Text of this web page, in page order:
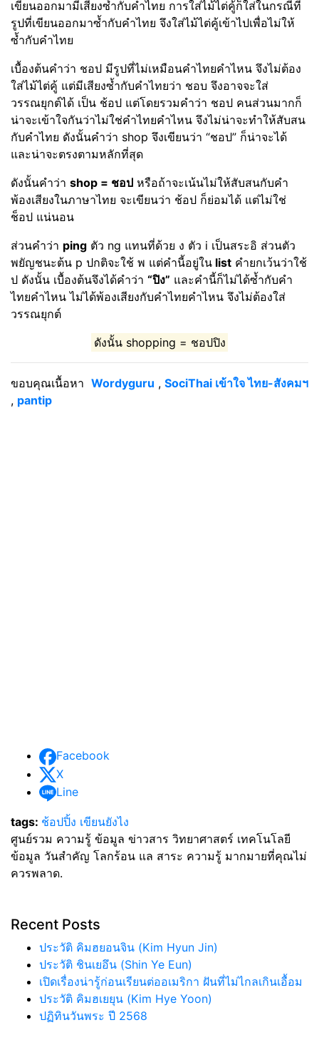
เขียนออกมามีเสียงซ้ำกับคำไทย การใส่ไม้ไต่คู้ก็ใส่ในกรณีที่
รูปที่เขียนออกมาซ้ำกับคำไทย จึงใส่ไม้ไต่คู้เข้าไปเพื่อไม่ให้
ซ้ำกับคำไทย
เบื้องต้นคำว่า ชอป มีรูปที่ไม่เหมือนคำไทยคำไหน จึงไม่ต้อง
ใส่ไม้ไต่คู้ แต่มีเสียงซ้ำกับคำไทยว่า ชอบ จึงอาจจะใส่
วรรณยุกต์ได้ เป็น ช้อป แต่โดยรวมคำว่า ชอป คนส่วนมากก็
น่าจะเข้าใจกันว่าไม่ใช่คำไทยคำไหน จึงไม่น่าจะทำให้สับสน
กับคำไทย ดังนั้นคำว่า shop จึงเขียนว่า “ชอป” ก็น่าจะได้
และน่าจะตรงตามหลักที่สุด
ดังนั้นคำว่า shop = ชอป หรือถ้าจะเน้นไม่ให้สับสนกับคำ
พ้องเสียงในภาษาไทย จะเขียนว่า ช้อป ก็ย่อมได้ แต่ไม่ใช่
ช็อป แน่นอน
ส่วนคำว่า ping ตัว ng แทนที่ด้วย ง ตัว i เป็นสระอิ ส่วนตัว
พยัญชนะต้น p ปกติจะใช้ พ แต่คำนี้อยู่ใน list คำยกเว้นว่าใช้
ป ดังนั้น เบื้องต้นจึงได้คำว่า “ปิง” และคำนี้ก็ไม่ได้ซ้ำกับคำ
ไทยคำไหน ไม่ได้พ้องเสียงกับคำไทยคำไหน จึงไม่ต้องใส่
วรรณยุกต์
ดังนั้น shopping = ชอปปิง
ขอบคุณเนื้อหา Wordyguru , SociThai เข้าใจ ไทย-สังคมฯ
, pantip
Facebook
X
Line
tags: ช้อปปิ้ง เขียนยังไง
ศูนย์รวม ความรู้ ข้อมูล ข่าวสาร วิทยาศาสตร์ เทคโนโลยี
ข้อมูล วันสำคัญ โลกร้อน แล สาระ ความรู้ มากมายที่คุณไม่
ควรพลาด.
Recent Posts
ประวัติ คิมฮยอนจิน (Kim Hyun Jin)
ประวัติ ชินเยอึน (Shin Ye Eun)
เปิดเรื่องน่ารู้ก่อนเรียนต่ออเมริกา ฝันที่ไม่ไกลเกินเอื้อม
ประวัติ คิมฮเยยุน (Kim Hye Yoon)
ปฏิทินวันพระ ปี 2568